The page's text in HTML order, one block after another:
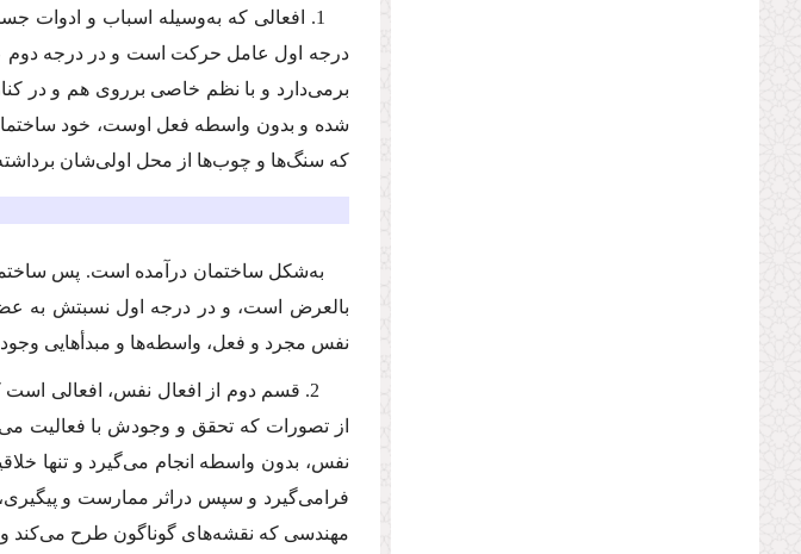
1. افعالی كه به‌وسیله اسباب و ادوات
درجه اول عامل حركت است و در درجه دوم
برمی‌دارد و با نظم خاصی برروی هم و در
شده و بدون واسطه فعل اوست، خود
كه سنگ‌ها و چوب‌ها از محل اولی‌شان
به‌شكل ساختمان درآمده است. پس
بالعرض است، و در درجه اول نسبتش به
نفس مجرد و فعل، واسطه‌ها و مبدأهایی
2. قسم دوم از افعال نفس، افعالی
از تصورات كه تحقق و وجودش با فعالیت
نفس، بدون واسطه انجام می‌گیرد و تنها
فرا‌می‌گیرد و سپس دراثر ممارست و
مهندسی كه نقشه‌های گوناگون طرح می‌كند